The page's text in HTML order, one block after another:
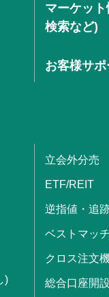
マーケッ
検索など)
お客様サポ
)
立会外分売
ETF/REIT
逆指値・追
ベストマッ
クロス注文
総合口座開